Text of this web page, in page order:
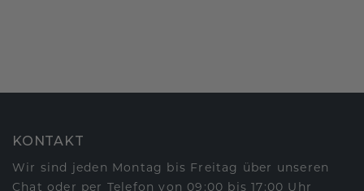
KONTAKT
Wir sind jeden Montag bis Freitag über unseren
Chat oder per Telefon von 09:00 bis 17:00 Uhr